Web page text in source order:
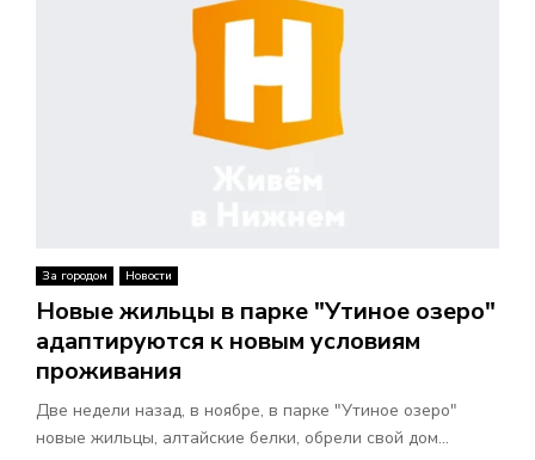
За городом Новости
Новые жильцы в парке "Утиное озеро"
адаптируются к новым условиям
проживания
Две недели назад, в ноябре, в парке "Утиное озеро"
новые жильцы, алтайские белки, обрели свой дом...